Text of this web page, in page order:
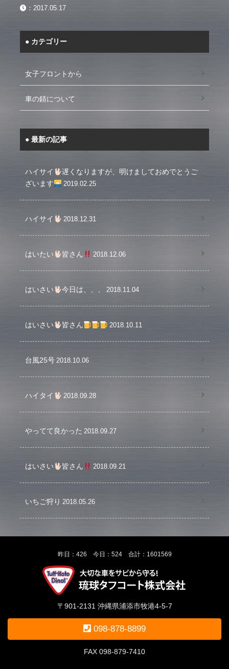
： 2017.05.17
カテゴリー
女子フロントから
車の錆について
最新の記事
ハイサイ
遅くなりますが、明けましておめでとうご
ざいます
2019.02.25
ハイサイ 2018.12.31
はいたい 皆さん 2018.12.06
はいさい 今日は、、、 2018.11.04
はいさい 皆さん 2018.10.11
台風25号 2018.10.06
ハイタイ 2018.09.28
やってて良かった 2018.09.27
はいさい 皆さん 2018.09.21
いちご狩り 2018.05.26
昨日：426 今日：524 合計：1601569
〒901-2131 沖縄県浦添市牧港4-5-7
098-878-8899
FAX 098-879-7410